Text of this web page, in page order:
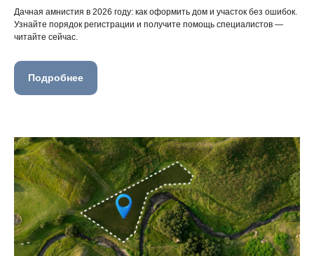
Дачная амнистия в 2026 году: как оформить дом и участок без ошибок.
Узнайте порядок регистрации и получите помощь специалистов —
читайте сейчас.
Подробнее